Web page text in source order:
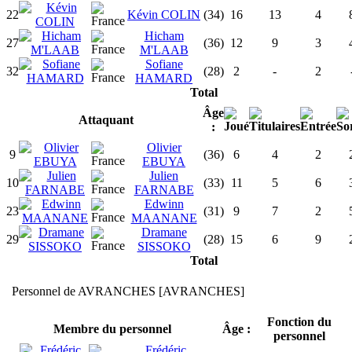
22 Kévin COLIN (34) 16 13 4
27
Hicham
M'LAAB
(36) 12 9 3
32
Sofiane
HAMARD
(28) 2 - 2
Total
Attaquant
Âge
:
9
Olivier
EBUYA
(36) 6 4 2
10
Julien
FARNABE
(33) 11 5 6
23
Edwinn
MAANANE
(31) 9 7 2
29
Dramane
SISSOKO
(28) 15 6 9
Total
Personnel de AVRANCHES [AVRANCHES]
Membre du personnel Âge :
Fonction du
personnel